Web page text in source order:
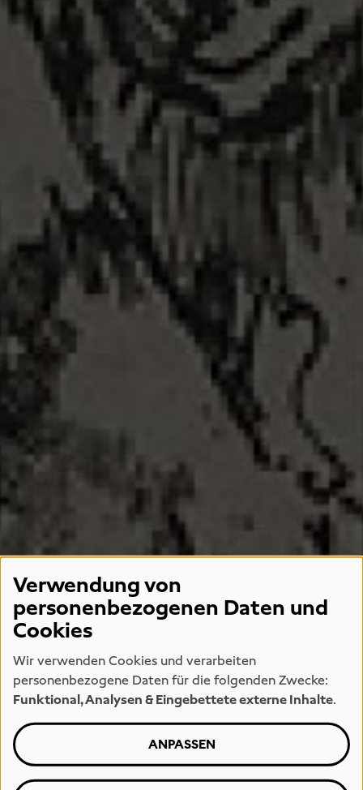
Verwendung von
personenbezogenen Daten und
Cookies
Wir verwenden Cookies und verarbeiten
personenbezogene Daten für die folgenden Zwecke:
Funktional, Analysen & Eingebettete externe Inhalte.
ANPASSEN